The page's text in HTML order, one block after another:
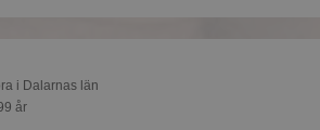
i Dalarnas län
år